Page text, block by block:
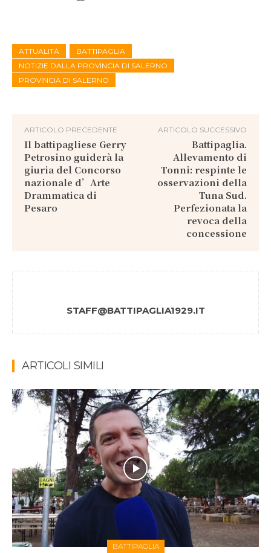
ATTUALITÀ
BATTIPAGLIA
NOTIZIE DALLA PROVINCIA DI SALERNO
PROVINCIA DI SALERNO
ARTICOLO PRECEDENTE
Il battipagliese Gerry
Petrosino guiderà la
giuria del Concorso
nazionale d’Arte
Drammatica di
Pesaro
ARTICOLO SUCCESSIVO
Battipaglia.
Allevamento di
Tonni: respinte le
osservazioni della
Tuna Sud.
Perfezionata la
revoca della
concessione
STAFF@BATTIPAGLIA1929.IT
ARTICOLI SIMILI
BATTIPAGLIA